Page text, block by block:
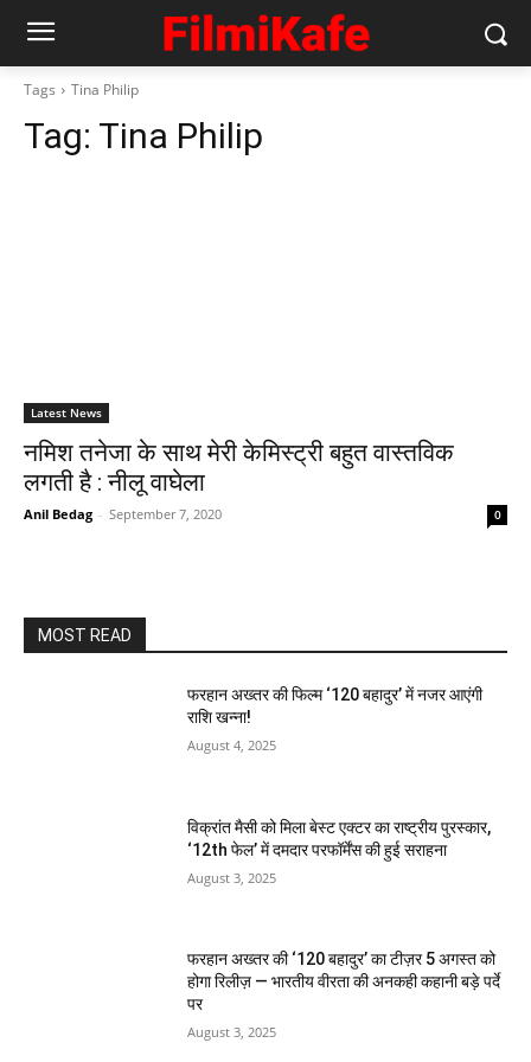
Tags Tina Philip
Tag: Tina Philip
Latest News
नमिश तनेजा के साथ मेरी केमिस्‍ट्री बहुत वास्तविक
लगती है : नीलू वाघेला
Anil Bedag - September 7, 2020 0
MOST READ
फरहान अख्तर की फिल्म ‘120 बहादुर’ में नजर आएंगी
राशि खन्ना!
August 4, 2025
विक्रांत मैसी को मिला बेस्ट एक्टर का राष्ट्रीय पुरस्कार,
‘12th फेल’ में दमदार परफॉर्मेंस की हुई सराहना
August 3, 2025
फरहान अख्तर की ‘120 बहादुर’ का टीज़र 5 अगस्त को
होगा रिलीज़ — भारतीय वीरता की अनकही कहानी बड़े पर्दे
पर
August 3, 2025